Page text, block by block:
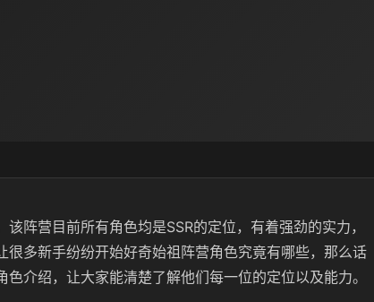
阵营目前所有角色均是SSR的定位，有着强劲的实力，
很多新手纷纷开始好奇始祖阵营角色究竟有哪些，那么话
介绍，让大家能清楚了解他们每一位的定位以及能力。